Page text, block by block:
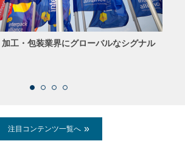
工・包装業界にグローバルなシグナル
注目コンテンツ一覧へ